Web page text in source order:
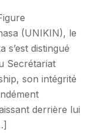
(UNIKIN), le
s’est distingué
Secrétariat
son intégrité
derrière lui